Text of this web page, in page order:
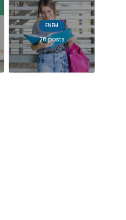
ENEM
26 posts